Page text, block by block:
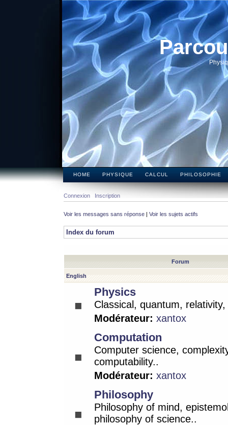
HOME PHYSIQUE CALCUL PHILOSOPHIE
Connexion Inscription
Voir les messages sans réponse | Voir les sujets actifs
Index du forum
Forum
English
Physics
Classical, quantum,
Modérateur: xantox
Computation
Computer science,
computability..
Modérateur: xantox
Philosophy
Philosophy of mind,
philosophy of science..